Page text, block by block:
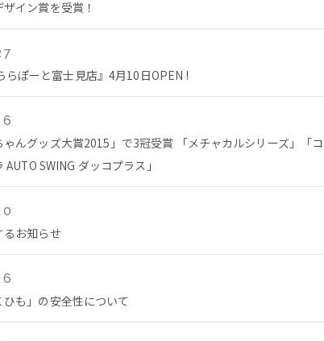
イン賞を受賞！
らぽーと富士見店』4月10日OPEN !
ゃんグッズ大賞2015」で3冠受賞 「メチャカルシリーズ」「
AUTO SWING ダッコプラス」
るお知らせ
も」の安全性について